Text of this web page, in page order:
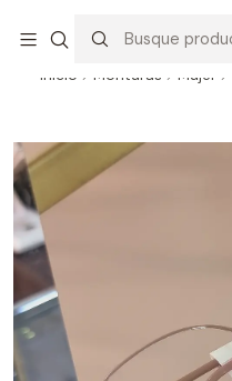
Inicio Monturas Mujer